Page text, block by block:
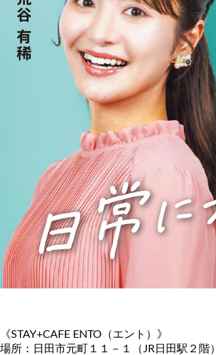
《STAY+CAFE ENTO（エント）》
場所：日田市元町１１－１（JR日田駅２階）